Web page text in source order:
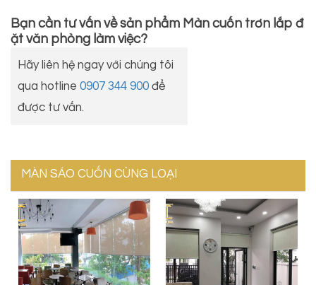
Bạn cần tư vấn về sản phẩm Màn cuốn trơn lắp đ
ặt văn phòng làm việc?
Hãy liên hệ ngay với chúng tôi
qua hotline 0907 344 900 để
được tư vấn.
MÀN SÁO CUỐN CÙNG LOẠI